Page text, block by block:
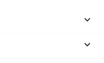

